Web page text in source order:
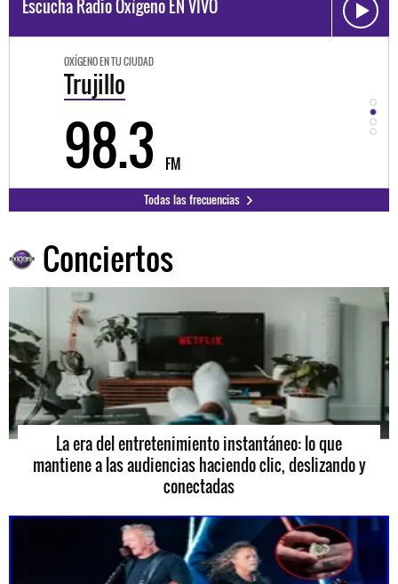
Escucha Radio Oxígeno EN VIVO
OXÍGENO EN TU CIUDAD
Trujillo
98.3 FM
Todas las frecuencias
Conciertos
La era del entretenimiento instantáneo: lo que
mantiene a las audiencias haciendo clic, deslizando y
conectadas